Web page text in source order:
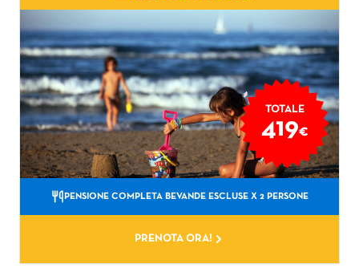
TOTALE
419€
PENSIONE COMPLETA BEVANDE ESCLUSE X 2 PERSONE
PRENOTA ORA!